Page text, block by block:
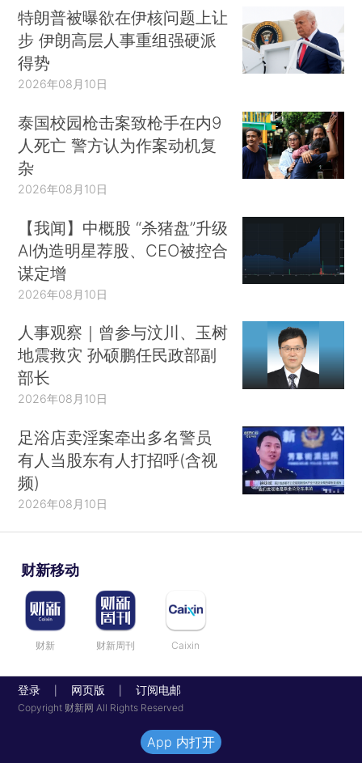
特朗普被曝欲在伊核问题上让
步 伊朗高层人事重组强硬派
得势
2026年08月10日
泰国校园枪击案致枪手在内9
人死亡 警方认为作案动机复
杂
2026年08月10日
【我闻】中概股 “杀猪盘”升级
AI伪造明星荐股、CEO被控合
谋定增
2026年08月10日
人事观察｜曾参与汶川、玉树
地震救灾 孙硕鹏任民政部副
部长
2026年08月10日
足浴店卖淫案牵出多名警员
有人当股东有人打招呼(含视
频)
2026年08月10日
财新移动
财新 财新周刊 Caixin
登录 网页版 订阅电邮
Copyright 财新网 All Rights Reserved
App 内打开